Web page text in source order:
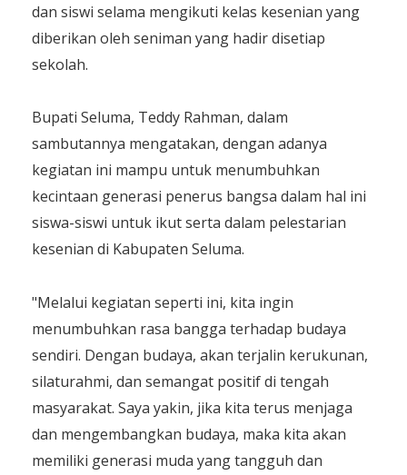
dan siswi selama mengikuti kelas kesenian yang
diberikan oleh seniman yang hadir disetiap
sekolah.
Bupati Seluma, Teddy Rahman, dalam
sambutannya mengatakan, dengan adanya
kegiatan ini mampu untuk menumbuhkan
kecintaan generasi penerus bangsa dalam hal ini
siswa-siswi untuk ikut serta dalam pelestarian
kesenian di Kabupaten Seluma.
"Melalui kegiatan seperti ini, kita ingin
menumbuhkan rasa bangga terhadap budaya
sendiri. Dengan budaya, akan terjalin kerukunan,
silaturahmi, dan semangat positif di tengah
masyarakat. Saya yakin, jika kita terus menjaga
dan mengembangkan budaya, maka kita akan
memiliki generasi muda yang tangguh dan